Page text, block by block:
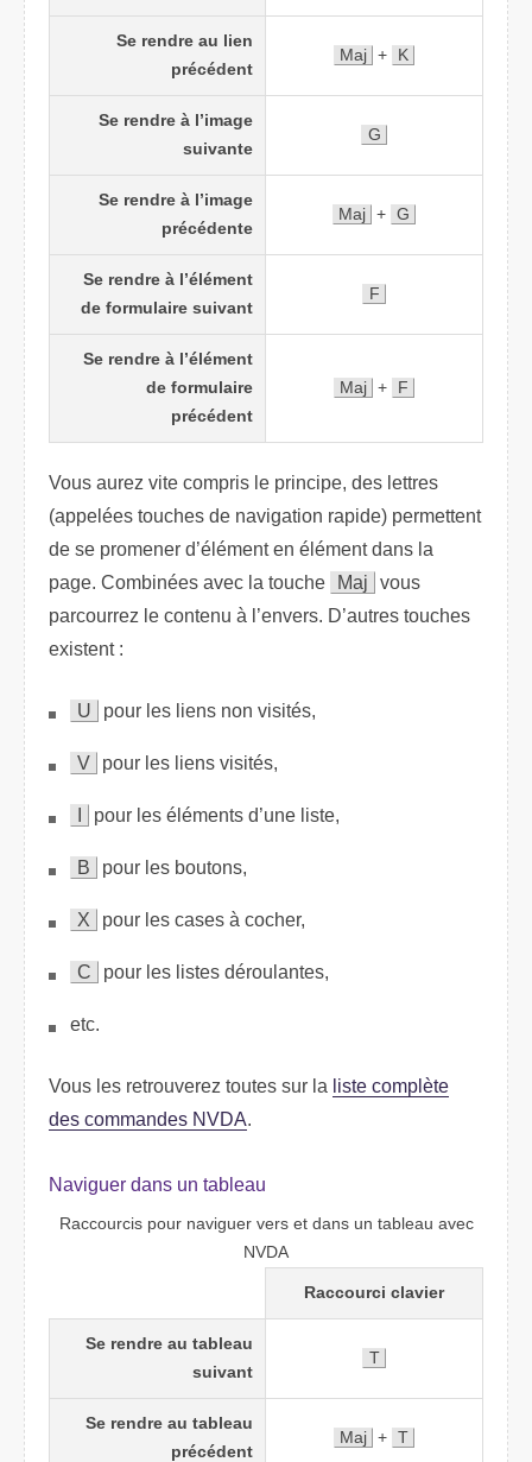
Se rendre au lien
précédent
Maj + K
Se rendre à l’image
suivante
G
Se rendre à l’image
précédente
Maj + G
Se rendre à l’élément
de formulaire suivant
F
Se rendre à l’élément
de formulaire
précédent
Maj + F
Vous aurez vite compris le principe, des lettres
(appelées touches de navigation rapide) permettent
de se promener d’élément en élément dans la
page. Combinées avec la touche
Maj
vous
parcourrez le contenu à l’envers. D’autres touches
existent :
U pour les liens non visités,
V pour les liens visités,
pour les éléments d’une liste,
B pour les boutons,
X pour les cases à cocher,
C pour les listes déroulantes,
etc.
Vous les retrouverez toutes sur la liste complète
des commandes NVDA.
Naviguer dans un tableau
Raccourcis pour naviguer vers et dans un tableau avec
NVDA
Raccourci clavier
Se rendre au tableau
suivant
T
Se rendre au tableau
précédent
Maj + T